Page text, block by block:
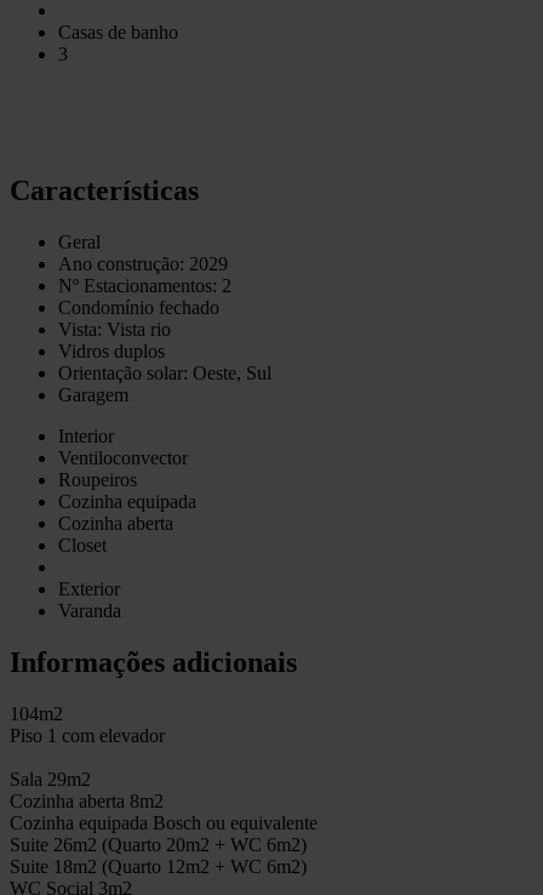
Casas de banho
3
Características
Geral
Ano construção: 2029
Nº Estacionamentos: 2
Condomínio fechado
Vista: Vista rio
Vidros duplos
Orientação solar: Oeste, Sul
Garagem
Interior
Ventiloconvector
Roupeiros
Cozinha equipada
Cozinha aberta
Closet
Exterior
Varanda
Informações adicionais
104m2
Piso 1 com elevador
Sala 29m2
Cozinha aberta 8m2
Cozinha equipada Bosch ou equivalente
Suite 26m2 (Quarto 20m2 + WC 6m2)
Suite 18m2 (Quarto 12m2 + WC 6m2)
WC Social 3m2